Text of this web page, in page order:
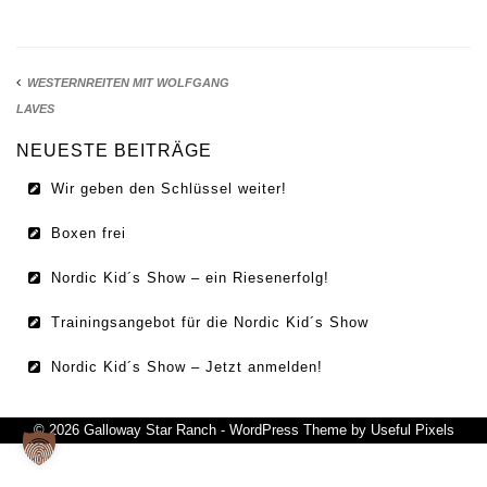
WESTERNREITEN MIT WOLFGANG
LAVES
NEUESTE BEITRÄGE
Wir geben den Schlüssel weiter!
Boxen frei
Nordic Kid´s Show – ein Riesenerfolg!
Trainingsangebot für die Nordic Kid´s Show
Nordic Kid´s Show – Jetzt anmelden!
© 2026 Galloway Star Ranch - WordPress Theme by Useful Pixels